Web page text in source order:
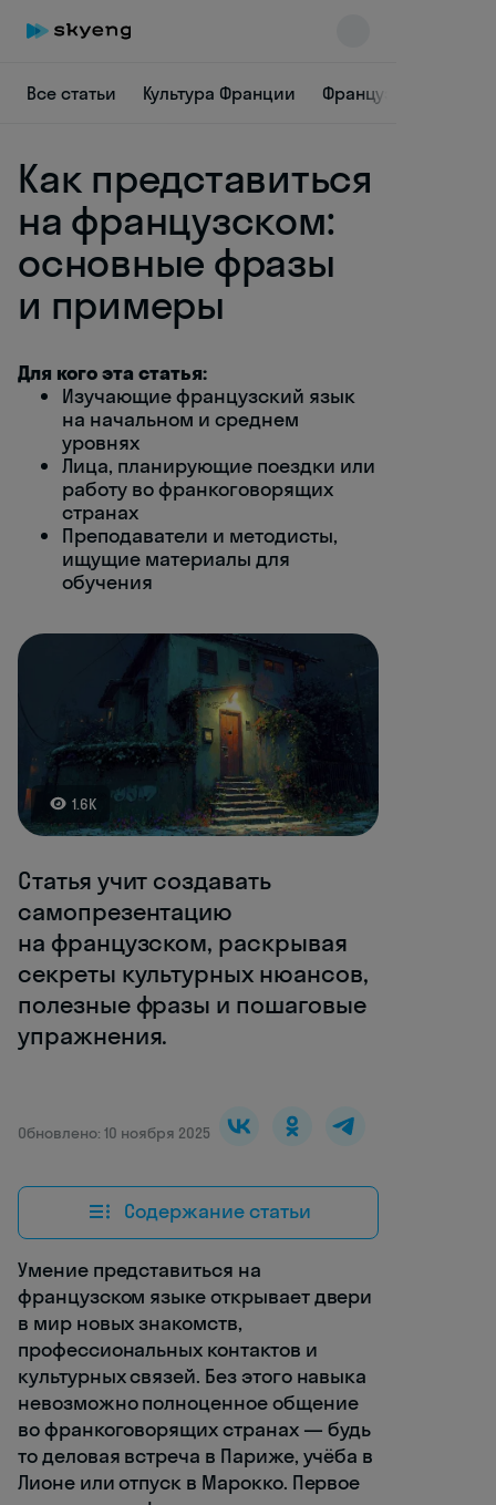
Все статьи Культура Франции Французская
Как представиться
на французском:
основные фразы
и примеры
Для кого эта статья:
Изучающие французский язык
на начальном и среднем
уровнях
Лица, планирующие поездки или
работу во франкоговорящих
странах
Преподаватели и методисты,
ищущие материалы для
обучения
1.6K
Статья учит создавать
самопрезентацию
на французском, раскрывая
секреты культурных нюансов,
полезные фразы и пошаговые
упражнения.
Обновлено: 10 ноября 2025
Содержание статьи
Умение представиться на
французском языке открывает двери
в мир новых знакомств,
профессиональных контактов и
культурных связей. Без этого навыка
невозможно полноценное общение
во франкоговорящих странах — будь
то деловая встреча в Париже, учёба в
Лионе или отпуск в Марокко. Первое
online